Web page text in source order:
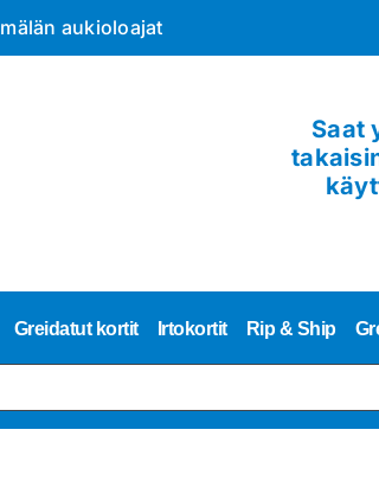
aukioloajat
Saat
Greidatut kortit Irtokortit Rip & Ship